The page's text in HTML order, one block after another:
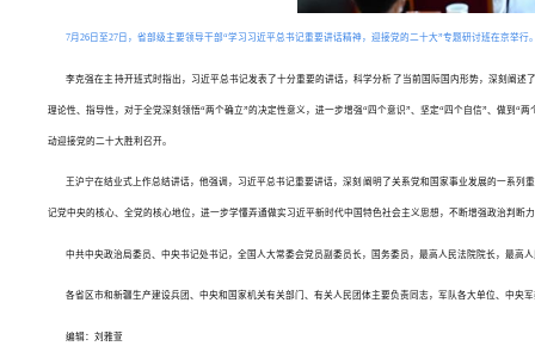
7月26日至27日，省部级主要领导干部“学习习近平总书记重要讲话精神，迎接党的二十大”专题研讨班在京举
李克强在主持开班式时指出，习近平总书记发表了十分重要的讲话，科学分析了当前国际国内形势，深刻阐
理论性、指导性，对于全党深刻领悟“两个确立”的决定性意义，进一步增强“四个意识”、坚定“四个自信”、做到
动迎接党的二十大胜利召开。
王沪宁在结业式上作总结讲话，他强调，习近平总书记重要讲话，深刻阐明了关系党和国家事业发展的一系
记党中央的核心、全党的核心地位，进一步学懂弄通做实习近平新时代中国特色社会主义思想，不断增强政治判断
中共中央政治局委员、中央书记处书记，全国人大常委会党员副委员长，国务委员，最高人民法院院长，最高
各省区市和新疆生产建设兵团、中央和国家机关有关部门、有关人民团体主要负责同志，军队各大单位、中
编辑：刘雅萱